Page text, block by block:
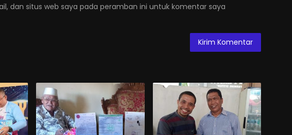
dan situs web saya pada peramban ini untuk komentar saya